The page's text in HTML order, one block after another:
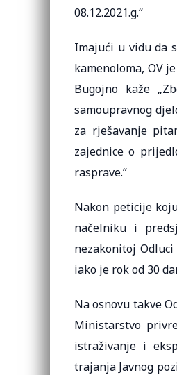
08.12.2021.g.“
Imajući u vidu da
kamenoloma, OV
Bugojno kaže
samoupravnog
za rješavanje
zajednice o
rasprave.“
Nakon peticije
načelniku i
nezakonitoj
iako je rok od 30
Na osnovu takve
Ministarstvo
istraživanje i
trajanja Javnog